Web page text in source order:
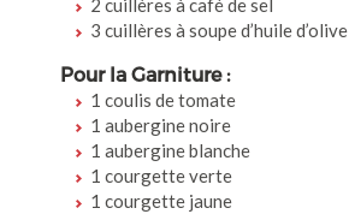
2 cuillères à café de sel
3 cuillères à soupe d’huile d’olive
Pour la Garniture :
1 coulis de tomate
1 aubergine noire
1 aubergine blanche
1 courgette verte
1 courgette jaune